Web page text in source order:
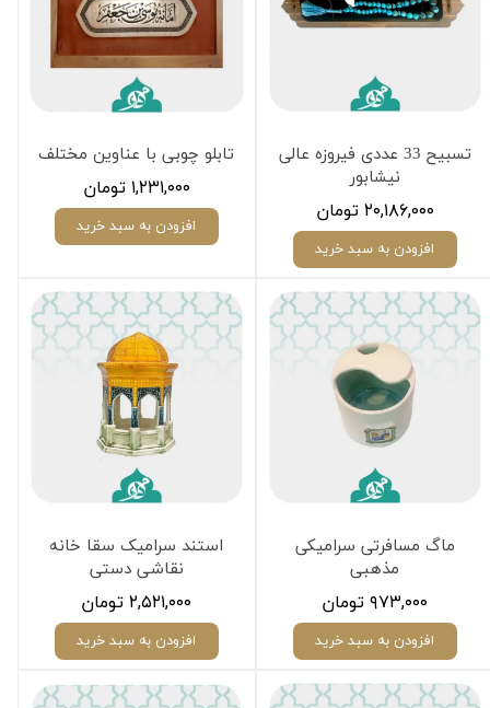
تسبیح 33 عددی فیروزه عالی
نیشابور
۲۰,۱۸۶,۰۰۰ تومان
افزودن به سبد خرید
تابلو چوبی با عناوین مختلف
۱,۲۳۱,۰۰۰ تومان
افزودن به سبد خرید
ماگ مسافرتی سرامیکی
مذهبی
۹۷۳,۰۰۰ تومان
افزودن به سبد خرید
استند سرامیک سقا خانه
نقاشی دستی
۲,۵۲۱,۰۰۰ تومان
افزودن به سبد خرید